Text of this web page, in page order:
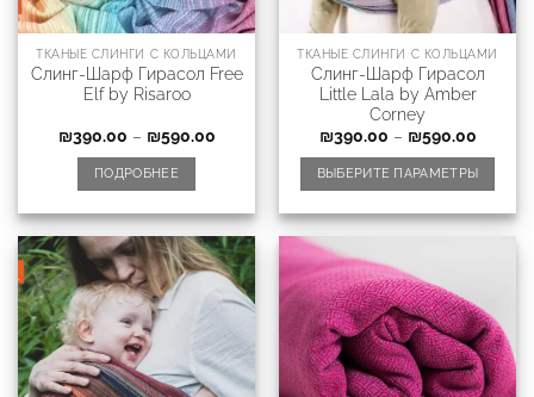
ТКАНЫЕ СЛИНГИ С КОЛЬЦАМИ
Слинг-Шарф Гирасол Free
Elf by Risaroo
₪390.00 – ₪590.00
ПОДРОБНЕЕ
ТКАНЫЕ СЛИНГИ С КОЛЬЦАМИ
Слинг-Шарф Гирасол
Little Lala by Amber
Corney
₪390.00 – ₪590.00
ВЫБЕРИТЕ ПАРАМЕТРЫ